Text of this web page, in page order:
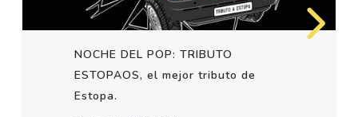
NOCHE DEL POP: TRIBUTO
ESTOPAOS, el mejor tributo de
Estopa.